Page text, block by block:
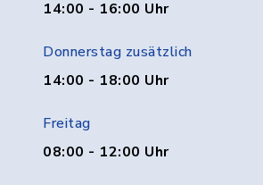
14:00 - 16:00 Uhr
Donnerstag zusätzlich
14:00 - 18:00 Uhr
Freitag
08:00 - 12:00 Uhr